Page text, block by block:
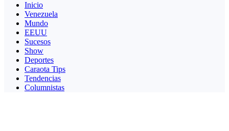
Inicio
Venezuela
Mundo
EEUU
Sucesos
Show
Deportes
Caraota Tips
Tendencias
Columnistas